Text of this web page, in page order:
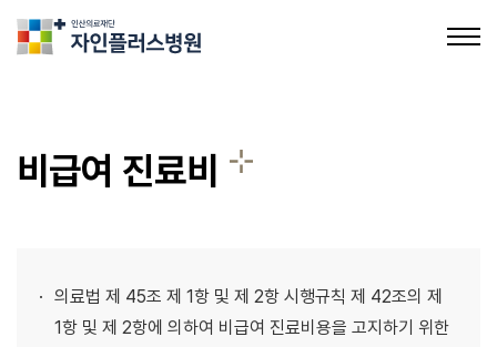
의료장비 소개
비급여 진료비
의료법 제 45조 제 1항 및 제 2항 시행규칙 제 42조의 제
1항 및 제 2항에 의하여 비급여 진료비용을 고지하기 위한